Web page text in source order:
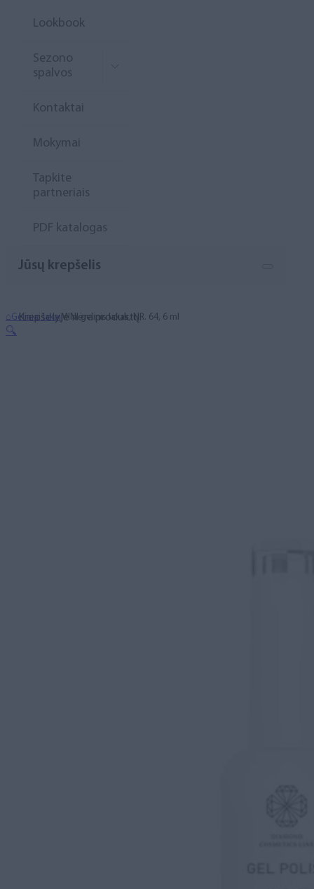
Lookbook
Sezono
spalvos
Kontaktai
Mokymai
Tapkite
partneriais
PDF katalogas
Jūsų krepšelis
Krepšelyje nėra produktų.
⌂Geliniai lakai MINI gelinis lakas, NR. 64, 6 ml
🔍